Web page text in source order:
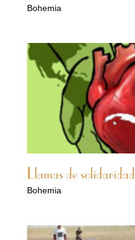
Bohemia
Llamas de solidaridad
Bohemia